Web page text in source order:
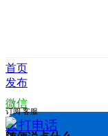
首页
发布
微信
拨打电话
订阅 客服